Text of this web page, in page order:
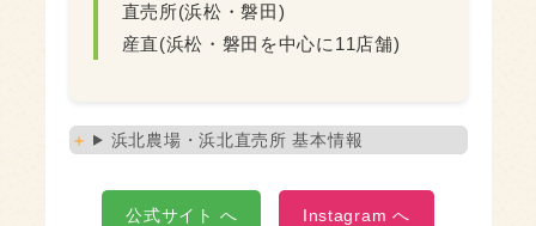
直売所(浜松・磐田)
産直(浜松・磐田を中心に11店舗)
浜北農場・浜北直売所 基本情報
公式サイト へ Instagram へ